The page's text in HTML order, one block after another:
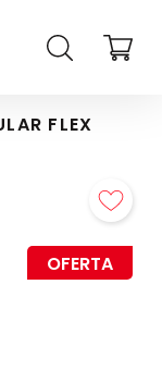
FLEX
OFERTA